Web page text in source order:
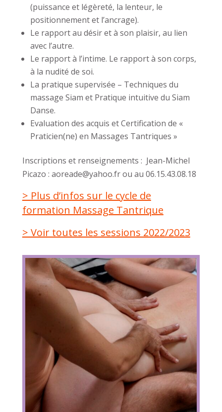
(puissance et légèreté, la lenteur, le
positionnement et l’ancrage).
Le rapport au désir et à son plaisir, au lien
avec l’autre.
Le rapport à l’intime. Le rapport à son corps,
à la nudité de soi.
La pratique supervisée – Techniques du
massage Siam et Pratique intuitive du Siam
Danse.
Evaluation des acquis et Certification de «
Praticien(ne) en Massages Tantriques »
Inscriptions et renseignements : Jean-Michel
Picazo : aoreade@yahoo.fr ou au 06.15.43.08.18
> Plus d’infos sur le cycle de
formation Massage Tantrique
> Voir toutes les sessions 2022/2023